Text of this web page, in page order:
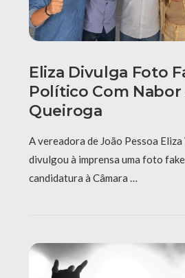
Eliza Divulga Foto
Político Com Nabor
Queiroga
A vereadora de João Pessoa
divulgou à imprensa uma foto
candidatura à Câmara …